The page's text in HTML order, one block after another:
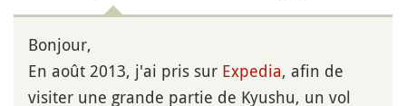
Bonjour,
En août 2013, j'ai pris sur Expedia, afin de
visiter une grande partie de Kyushu, un vol